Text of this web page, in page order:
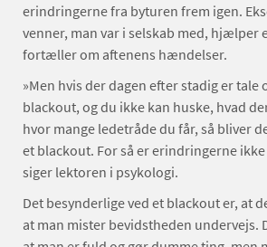
erindringerne fra byturen frem igen.
venner, man var i selskab med, hjælper
fortæller om aftenens hændelser.
»Men hvis der dagen efter stadig er tale
blackout, og du ikke kan huske, hvad
hvor mange ledetråde du får, så bliver
et blackout. For så er erindringerne
siger lektoren i psykologi.
Det besynderlige ved et blackout er, at
at man mister bevidstheden undervejs.